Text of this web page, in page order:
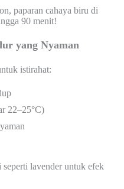
paparan cahaya biru di
90 menit!
yang Nyaman
istirahat:
22–25°C)
lavender untuk efek